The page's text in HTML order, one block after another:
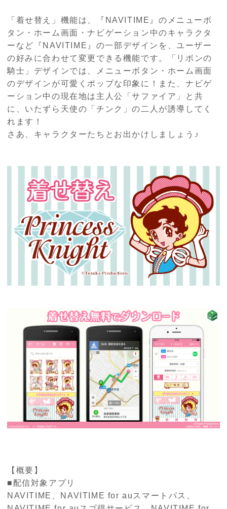
「着せ替え」機能は、『 NAVITIME 』のメニューボ
タン・ホーム画面・ナビゲーション中のキャラクタ
ーなど『NAVITIME』の一部デザインを、ユーザー
の好みに合わせて変更できる機能です。「リボンの
騎士」デザインでは、メニューボタン・ホーム画面
のデザインが可愛くポップな印象に！また、ナビゲ
ーション中の現在地は主人公「サファイア」と共
に、いたずら天使の「チンク」の二人が誘導してく
れます！
さあ、キャラクターたちとお出かけしましょう♪
【概要】
■配信対象アプリ
NAVITIME、NAVITIME for auスマートパス、